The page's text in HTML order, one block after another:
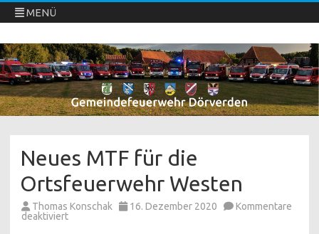
MENÜ
Freiwillige Feuerwehren Dörverden
Direkt
zum
Inhalt
springen
Neues MTF für die
Ortsfeuerwehr Westen
Thomas Konschak 16. Dezember 2020
Kommentare
deaktiviertfür